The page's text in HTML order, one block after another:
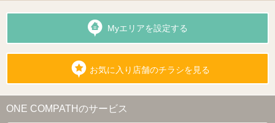
Myエリアを設定する
お気に入り店舗のチラシを見る
ONE COMPATHのサービス